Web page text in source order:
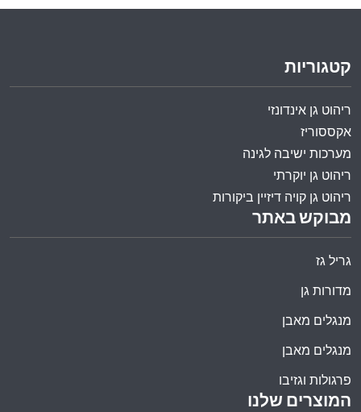
המוצרים שלנו
מבוקש באתר
גריל גז
מדורות גן
מנגלים מאבן
מנגלים מאבן
פרגולות וגזיבו
קטגוריות
ריהוט גן אינדונזי
אקססוריז
מערכות ישיבה לגינה
ריהוט גן יוקרתי
ריהוט גן קויה דיזיין ביקורות